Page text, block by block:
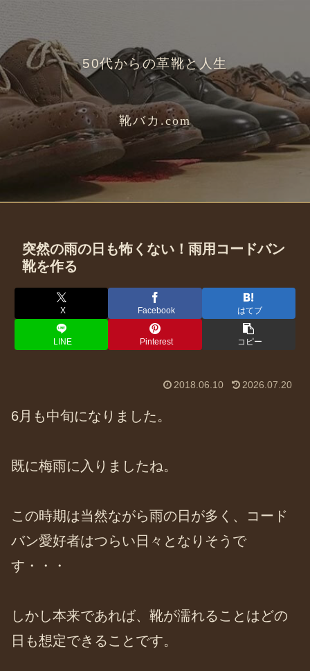
50代からの革靴と人生
靴バカ.com
突然の雨の日も怖くない！雨用コードバン
靴を作る
X Facebook はてブ
LINE Pinterest コピー
2018.06.10 2026.07.20
6月も中旬になりました。
既に梅雨に入りましたね。
この時期は当然ながら雨の日が多く、コード
バン愛好者はつらい日々となりそうで
す・・・
しかし本来であれば、靴が濡れることはどの
日も想定できることです。